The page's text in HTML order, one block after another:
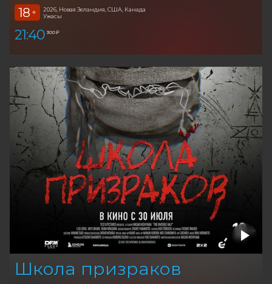
18 +
2026, Новая Зеландия, США, Канада
Ужасы
21:40 300 ₽
Школа призраков